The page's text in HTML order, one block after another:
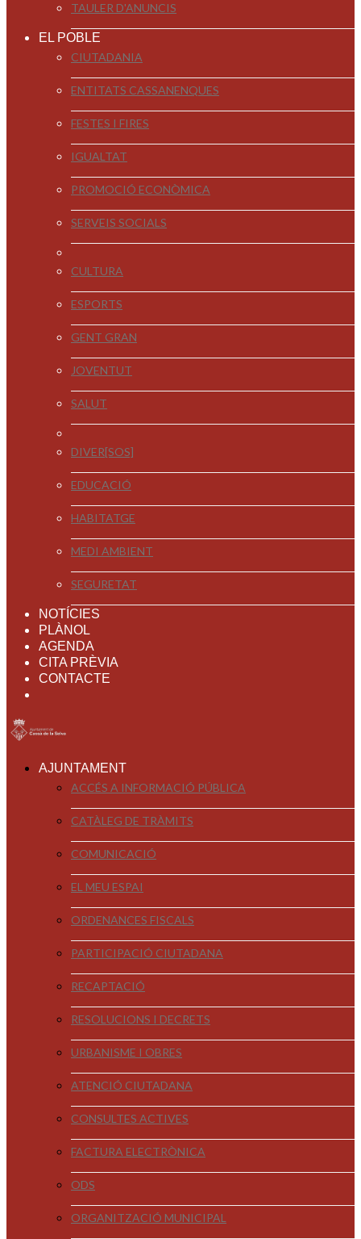
TAULER D'ANUNCIS
EL POBLE
CIUTADANIA
ENTITATS CASSANENQUES
FESTES I FIRES
IGUALTAT
PROMOCIÓ ECONÒMICA
SERVEIS SOCIALS
CULTURA
ESPORTS
GENT GRAN
JOVENTUT
SALUT
DIVER[SOS]
EDUCACIÓ
HABITATGE
MEDI AMBIENT
SEGURETAT
NOTÍCIES
PLÀNOL
AGENDA
CITA PRÈVIA
CONTACTE
AJUNTAMENT
ACCÉS A INFORMACIÓ PÚBLICA
CATÀLEG DE TRÀMITS
COMUNICACIÓ
EL MEU ESPAI
ORDENANCES FISCALS
PARTICIPACIÓ CIUTADANA
RECAPTACIÓ
RESOLUCIONS I DECRETS
URBANISME I OBRES
ATENCIÓ CIUTADANA
CONSULTES ACTIVES
FACTURA ELECTRÒNICA
ODS
ORGANITZACIÓ MUNICIPAL